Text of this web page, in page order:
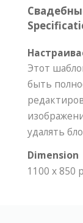
Этот
быть
удалять
Dimension
1100 x 850